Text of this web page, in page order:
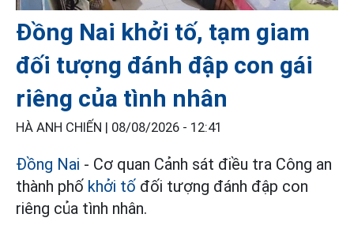
Đồng Nai khởi tố, tạm giam
đối tượng đánh đập con gái
riêng của tình nhân
HÀ ANH CHIẾN | 08/08/2026 - 12:41
Đồng Nai - Cơ quan Cảnh sát điều tra Công an
thành phố khởi tố đối tượng đánh đập con
riêng của tình nhân.